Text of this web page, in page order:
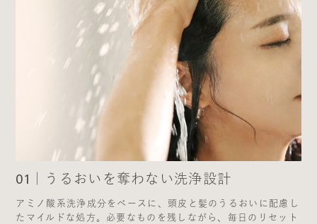
01｜うるおいを奪わない洗浄設計
アミノ酸系洗浄成分をベースに、頭皮と髪のうるおいに配慮し
たマイルドな処方。必要なものを残しながら、毎日のリセット